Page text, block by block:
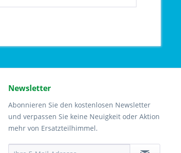
Newsletter
Abonnieren Sie den kostenlosen Newsletter
und verpassen Sie keine Neuigkeit oder Aktion
mehr von Ersatzteilhimmel.